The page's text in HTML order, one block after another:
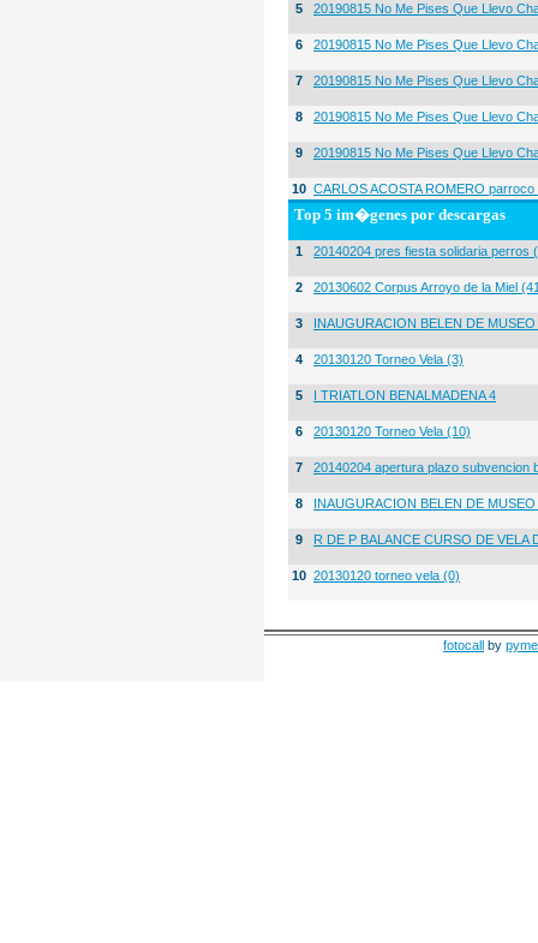
5 20190815 No Me Pises Que Llevo
6 20190815 No Me Pises Que Llevo
7 20190815 No Me Pises Que Llevo
8 20190815 No Me Pises Que Llevo
9 20190815 No Me Pises Que Llevo
10 CARLOS ACOSTA ROMERO
Top 5 im�genes por descargas
1 20140204 pres fiesta solidaria perros
2 20130602 Corpus Arroyo de la Miel
3 INAUGURACION BELEN DE
4 20130120 Torneo Vela (3)
5 I TRIATLON BENALMADENA 4
6 20130120 Torneo Vela (10)
7 20140204 apertura plazo subvencion
8 INAUGURACION BELEN DE
9 R DE P BALANCE CURSO DE VELA
10 20130120 torneo vela (0)
fotocall by